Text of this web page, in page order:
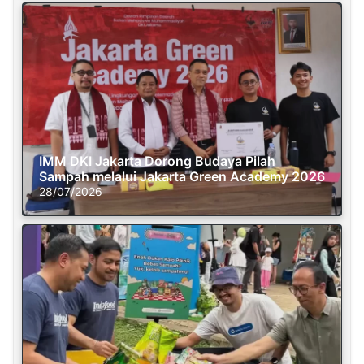
IMM DKI Jakarta Dorong Budaya Pilah
Sampah melalui Jakarta Green Academy 2026
28/07/2026